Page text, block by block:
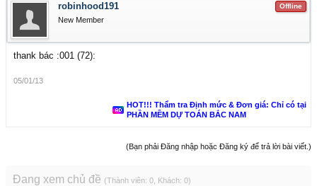
Offline
robinhood191
New Member
thank bác :001 (72):
05/01/13
HOT!!! Thẩm tra Định mức & Đơn giá: Chỉ có tại
PHẦN MỀM DỰ TOÁN BẮC NAM
(Bạn phải Đăng nhập hoặc Đăng ký để trả lời bài viết.)
Đang xem chủ đề (Thành viên: 0, Khách: 0)